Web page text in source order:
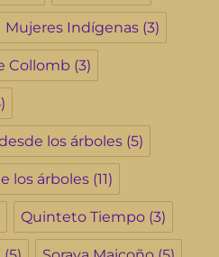
Mujeres Indígenas (3)
Collomb (3)
los árboles (5)
los árboles (11)
Quinteto Tiempo (3)